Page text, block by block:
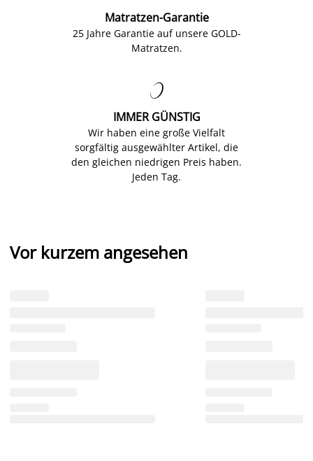
Matratzen-Garantie
25 Jahre Garantie auf unsere GOLD-
Matratzen.

IMMER GÜNSTIG
Wir haben eine große Vielfalt
sorgfältig ausgewählter Artikel, die
den gleichen niedrigen Preis haben.
Jeden Tag.
Vor kurzem angesehen